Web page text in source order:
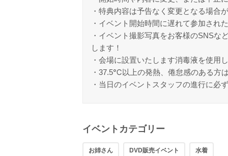
・特典内容は予告なく変更となる場合
・イベント開始時間に遅れて参加され
・イベント撮影写真をお客様のSNS
します！
・会場に設置いたします消毒液を使用
・37.5℃以上の発熱、倦怠感のある方
・当日のイベントスタッフの進行に必
イベントカテゴリー
お姉さん DVD販売イベント 水着